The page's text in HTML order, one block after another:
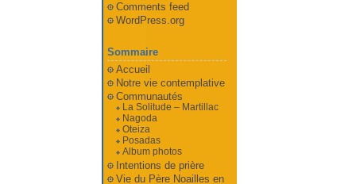
Comments feed
WordPress.org
Sommaire
Accueil
Notre vie contemplative
Communautés
La Solitude – Martillac
Nagoda
Oteiza
Posadas
Album photos
Intentions de prière
Vie du Père Noailles en